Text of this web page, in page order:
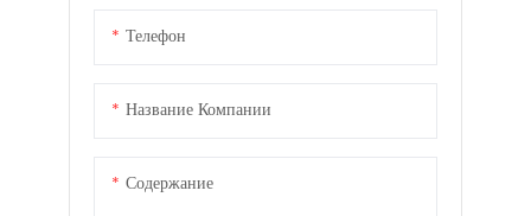
Телефон
Название Компании
Содержание